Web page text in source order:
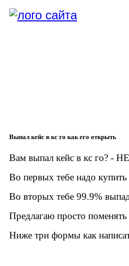
Выпал кейс в кс го как его открыть
Вам выпал кейс в кс го?
Во первых тебе надо
Во вторых тебе 99.9%
Предлагаю просто поменять
Ниже три формы как